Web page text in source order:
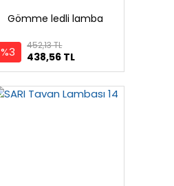
Gömme ledli lamba
%3 438,56 TL
452,13 TL